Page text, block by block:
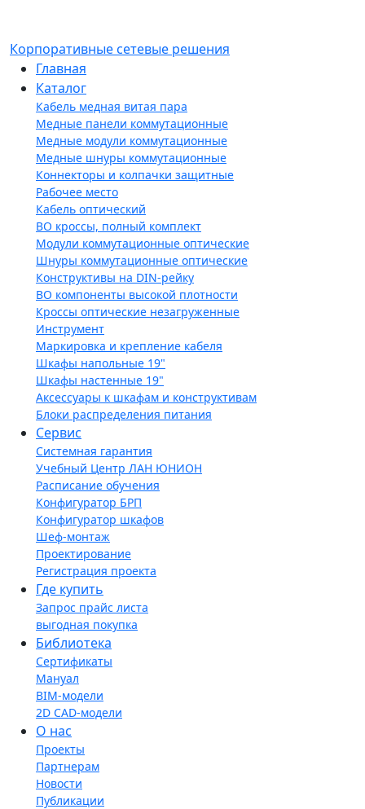
Корпоративные сетевые решения
Главная
Каталог
Кабель медная витая пара
Медные панели коммутационные
Медные модули коммутационные
Медные шнуры коммутационные
Коннекторы и колпачки защитные
Рабочее место
Кабель оптический
ВО кроссы, полный комплект
Модули коммутационные оптические
Шнуры коммутационные оптические
Конструктивы на DIN-рейку
ВО компоненты высокой плотности
Кроссы оптические незагруженные
Инструмент
Маркировка и крепление кабеля
Шкафы напольные 19"
Шкафы настенные 19"
Аксессуары к шкафам и конструктивам
Блоки распределения питания
Сервис
Системная гарантия
Учебный Центр ЛАН ЮНИОН
Расписание обучения
Конфигуратор БРП
Конфигуратор шкафов
Шеф-монтаж
Проектирование
Регистрация проекта
Где купить
Запрос прайс листа
выгодная покупка
Библиотека
Сертификаты
Мануал
BIM-модели
2D CAD-модели
О нас
Проекты
Партнерам
Новости
Публикации